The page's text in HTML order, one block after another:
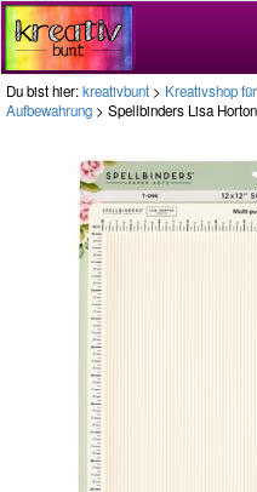
Du bist hier:kreativbunt > Kreativshop
Aufbewahrung > Spellbinders Lisa